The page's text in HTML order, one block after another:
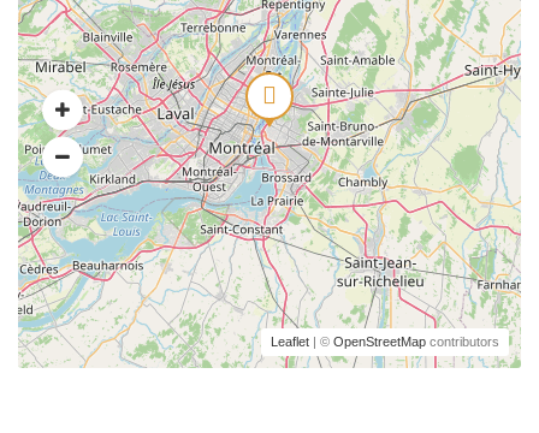
Leaflet | © OpenStreetMap contributors